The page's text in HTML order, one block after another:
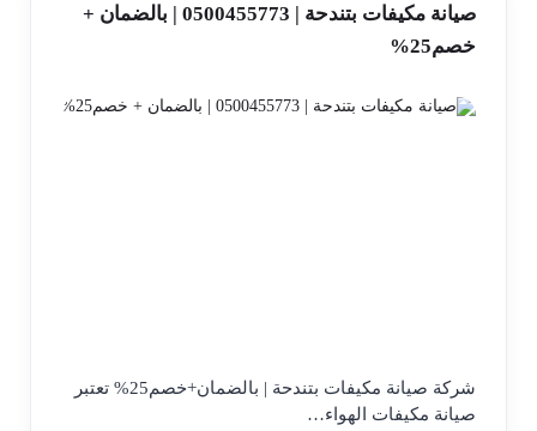
صيانة مكيفات بتندحة | 0500455773 | بالضمان +
خصم25%
شركة صيانة مكيفات بتندحة | بالضمان+خصم25% تعتبر
صيانة مكيفات الهواء…